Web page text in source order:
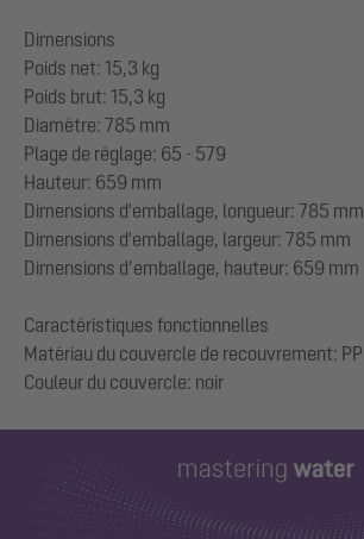
Dimensions
Poids net: 15,3 kg
Poids brut: 15,3 kg
Diamètre: 785 mm
Plage de réglage: 65 - 579
Hauteur: 659 mm
Dimensions d'emballage, longueur: 785 mm
Dimensions d'emballage, largeur: 785 mm
Dimensions d’emballage, hauteur: 659 mm
Caractéristiques fonctionnelles
Matériau du couvercle de recouvrement: PP